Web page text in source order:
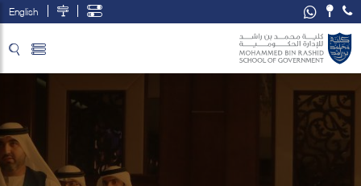
English